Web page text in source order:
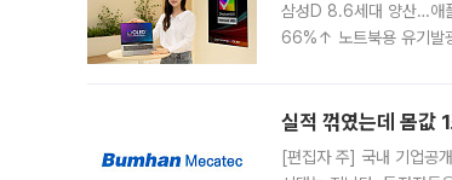
삼성D 8.6세대 양산…애
66%↑ 노트북용 유기발
실적 꺾였는데 몸값
[편집자 주] 국내 기업공